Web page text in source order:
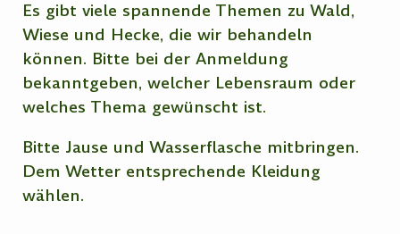
Es gibt viele spannende Themen zu Wald,
Wiese und Hecke, die wir behandeln
können. Bitte bei der Anmeldung
bekanntgeben, welcher Lebensraum oder
welches Thema gewünscht ist.
Bitte Jause und Wasserflasche mitbringen.
Dem Wetter entsprechende Kleidung
wählen.